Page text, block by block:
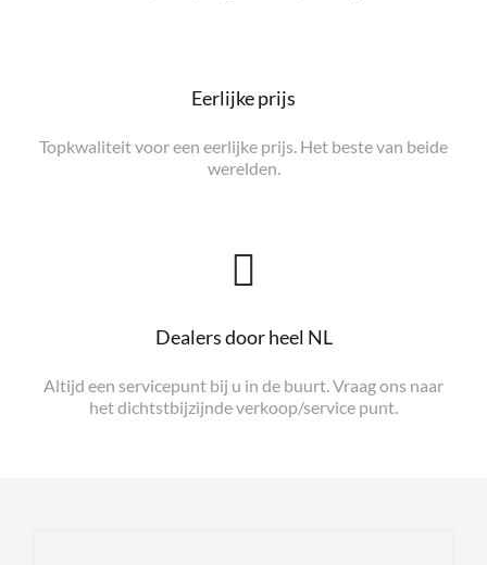
Eerlijke prijs
Topkwaliteit voor een eerlijke prijs. Het beste van beide
werelden.
Dealers door heel NL
Altijd een servicepunt bij u in de buurt. Vraag ons naar
het dichtstbijzijnde verkoop/service punt.